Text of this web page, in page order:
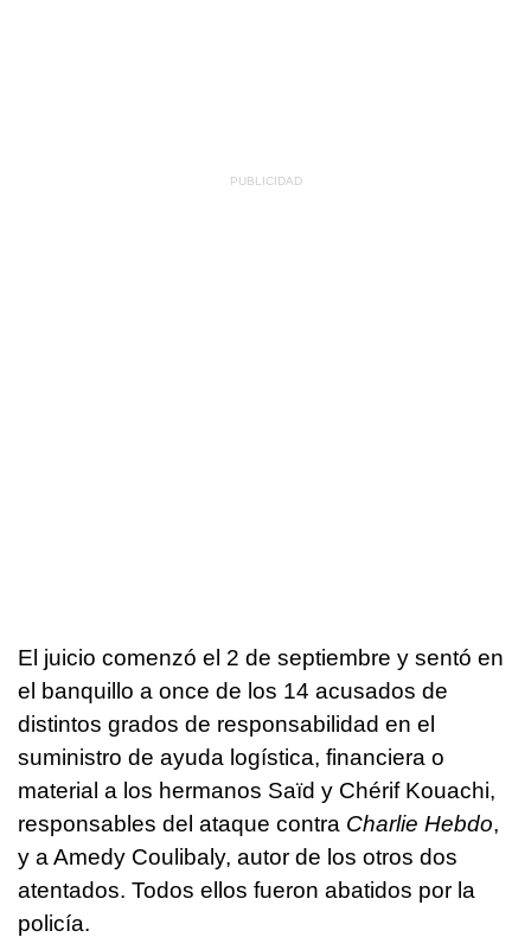
El juicio comenzó el 2 de septiembre y sentó en
el banquillo a once de los 14 acusados de
distintos grados de responsabilidad en el
suministro de ayuda logística, financiera o
material a los hermanos Saïd y Chérif Kouachi,
responsables del ataque contra Charlie Hebdo,
y a Amedy Coulibaly, autor de los otros dos
atentados. Todos ellos fueron abatidos por la
policía.